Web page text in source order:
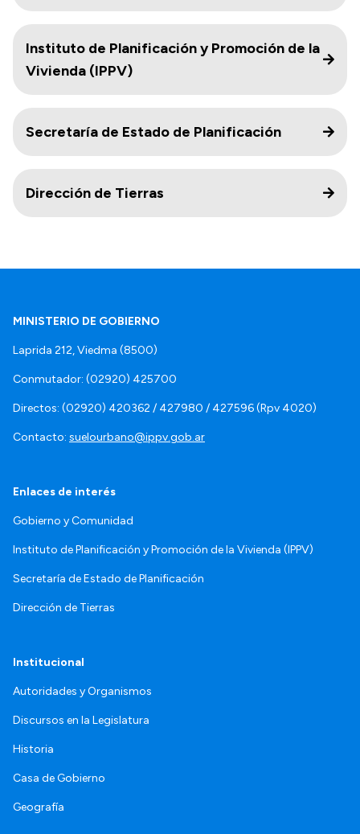
Instituto de Planificación y Promoción de la
Vivienda (IPPV)
Secretaría de Estado de Planificación
Dirección de Tierras
MINISTERIO DE GOBIERNO
Laprida 212, Viedma (8500)
Conmutador: (02920) 425700
Directos: (02920) 420362 / 427980 / 427596 (Rpv 4020)
Contacto: suelourbano@ippv.gob.ar
Enlaces de interés
Gobierno y Comunidad
Instituto de Planificación y Promoción de la Vivienda (IPPV)
Secretaría de Estado de Planificación
Dirección de Tierras
Institucional
Autoridades y Organismos
Discursos en la Legislatura
Historia
Casa de Gobierno
Geografía